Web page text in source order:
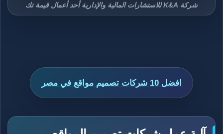
شركة K&A للاستشارات المالية والإدارية أحد أعمال قيمة تك
افضل 10 شركات تصميم مواقع في مصر